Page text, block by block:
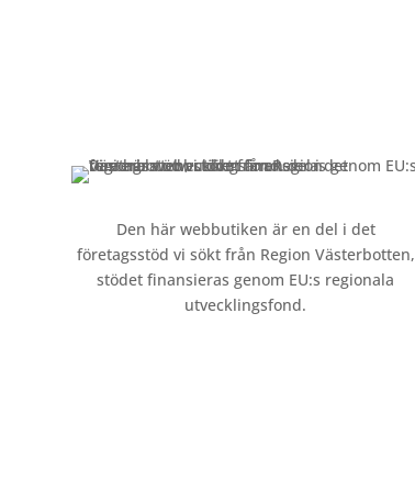
Den här webbutiken är en del i det
företagsstöd vi sökt från Region Västerbotten,
stödet finansieras genom EU:s regionala
utvecklingsfond.